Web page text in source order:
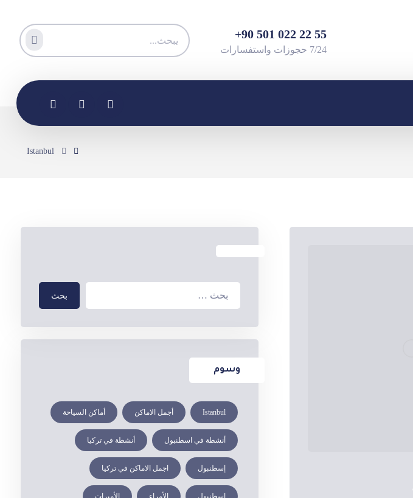
55 22 022 501 90+
7/24 حجوزات واستفسارات
Istanbul
بحث
وسوم
Istanbul أجمل الاماكن أماكن السياحة
أنشطة في اسطنبول أنشطة في تركيا
إسطنبول اجمل الاماكن في تركيا
اسطنبول الأمراء الأميرات